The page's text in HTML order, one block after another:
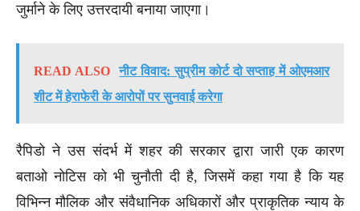
जुर्माने के लिए उत्तरदायी बनाया जाएगा।
READ ALSO
नीट विवाद: सुप्रीम कोर्ट दो सप्ताह में ओएमआर
शीट में हेराफेरी के आरोपों पर सुनवाई करेगा
रैपिडो ने उस संदर्भ में शहर की सरकार द्वारा जारी एक कारण
बताओ नोटिस को भी चुनौती दी है, जिसमें कहा गया है कि यह
विभिन्न मौलिक और संवैधानिक अधिकारों और प्राकृतिक न्याय के